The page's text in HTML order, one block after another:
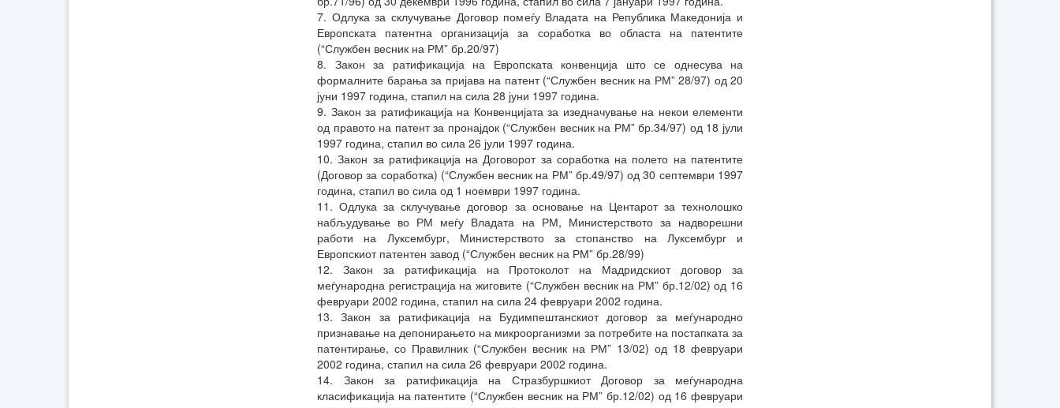
7. Одлука за склучување Договор помеѓу Владата на Република Македонија и
Европската патентна организација за соработка во областа на патентите
(“Службен весник на РМ” бр.20/97)
8. Закон за ратификација на Европската конвенција што се однесува на
формалните барања за пријава на патент (“Службен весник на РМ” 28/97) од 20
јуни 1997 година, стапил на сила 28 јуни 1997 година.
9. Закон за ратификација на Конвенцијата за изедначување на некои елементи
од правото на патент за пронајдок (“Службен весник на РМ” бр.34/97) од 18 јули
1997 година, стапил во сила 26 јули 1997 година.
10. Закон за ратификација на Договорот за соработка на полето на патентите
(Договор за соработка) (“Службен весник на РМ” бр.49/97) од 30 септември 1997
година, стапил во сила од 1 ноември 1997 година.
11. Одлука за склучување договор за основање на Центарот за технолошко
набљудување во РМ меѓу Владата на РМ, Министерството за надворешни
работи на Луксембург, Министерството за стопанство на Луксембург и
Европскиот патентен завод (“Службен весник на РМ” бр.28/99)
12. Закон за ратификација на Протоколот на Мадридскиот договор за
меѓународна регистрација на жиговите (“Службен весник на РМ” бр.12/02) од 16
февруари 2002 година, стапил на сила 24 февруари 2002 година.
13. Закон за ратификација на Будимпештанскиот договор за меѓународно
признавање на депонирањето на микроорганизми за потребите на постапката за
патентирање, со Правилник (“Службен весник на РМ” 13/02) од 18 февруари
2002 година, стапил на сила 26 февруари 2002 година.
14. Закон за ратификација на Стразбуршкиот Договор за меѓународна
класификација на патентите (“Службен весник на РМ” бр.12/02) од 16 февруари